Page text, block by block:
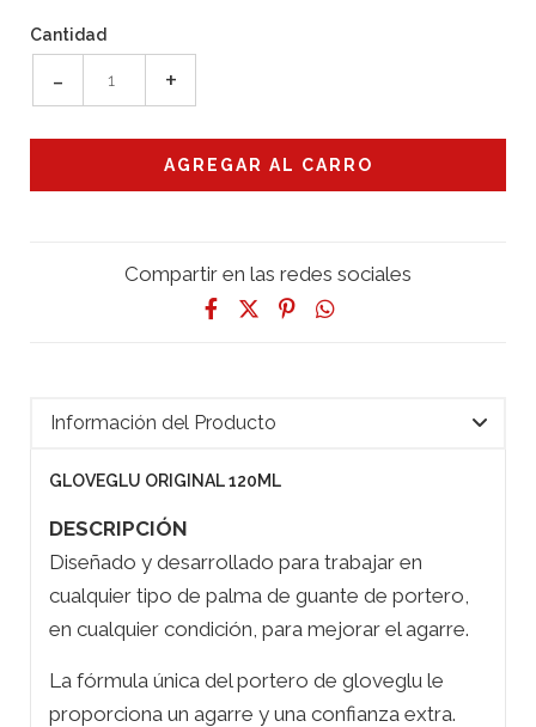
Cantidad
- +
Compartir en las redes sociales
Información del Producto
GLOVEGLU ORIGINAL 120ML
DESCRIPCIÓN
Diseñado y desarrollado para trabajar en
cualquier tipo de palma de guante de portero,
en cualquier condición, para mejorar el agarre.
La fórmula única del portero de gloveglu le
proporciona un agarre y una confianza extra.